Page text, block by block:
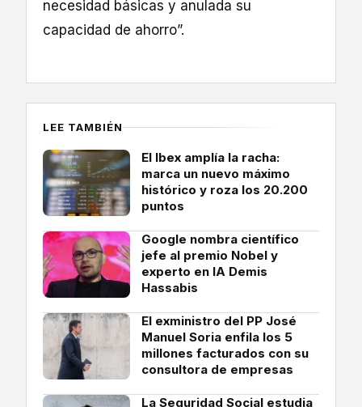
necesidad básicas y anulada su
capacidad de ahorro”.
LEE TAMBIÉN
El Ibex amplía la racha:
marca un nuevo máximo
histórico y roza los 20.200
puntos
Google nombra científico
jefe al premio Nobel y
experto en IA Demis
Hassabis
El exministro del PP José
Manuel Soria enfila los 5
millones facturados con su
consultora de empresas
La Seguridad Social estudia